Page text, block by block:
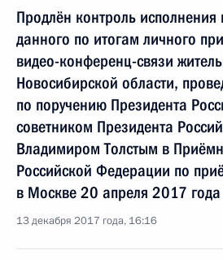
Продлён контроль исполнения
данного по итогам личного
видео-конференц-связи
Новосибирской области,
по поручению Президента
советником Президента
Владимиром Толстым в
Российской Федерации по
в Москве 20 апреля 2017 года
13 декабря 2017 года, 16:16